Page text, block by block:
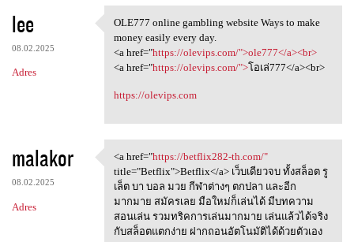
lee
08.02.2025
Adres
OLE777 online gambling
OLE777 online gambling website Ways to make
money easily every day.
<a href="https://olevips.com/">ole777</a><br>
<a href="https://olevips.com/">โอเล่777</a><br>
https://olevips.com
malakor
08.02.2025
Adres
<a href="https://betflix282
<a href="https://betflix282-th.com/"
title="Betflix">Betflix</a> เว็บเดียวจบ ทั้งสล็อต รู
เล็ต บา บอล มวย กีฬาต่างๆ ตกปลา และอีก
มากมาย สมัครเลย มือใหม่ก็เล่นได้ มีบทความ
สอนเล่น รวมทริคการเล่นมากมาย เล่นแล้วได้จริง
กับสล็อตแตกง่าย ฝากถอนอัตโนมัติได้ด้วยตัวเอง